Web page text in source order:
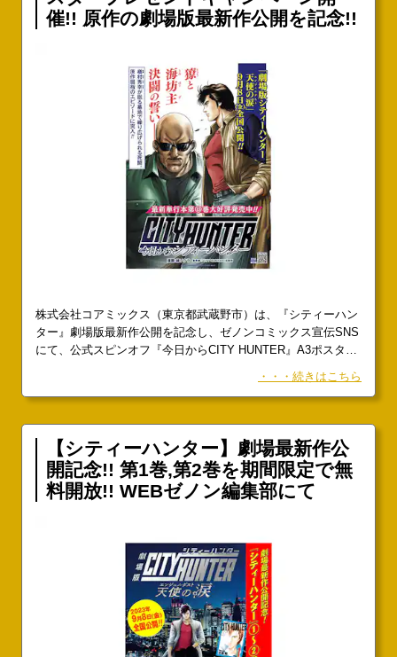
催!! 原作の劇場版最新作公開を記念!!
株式会社コアミックス（東京都武蔵野市）は、『シティーハン
ター』劇場版最新作公開を記念し、ゼノンコミックス宣伝SNS
にて、公式スピンオフ『今日からCITY HUNTER』A3ポスター
使の涙」公開記念!! プレゼントキャンペーン開催!!
・・・続きはこちら
【シティーハンター】劇場最新作公
開記念!! 第1巻,第2巻を期間限定で無
料開放!! WEBゼノン編集部にて